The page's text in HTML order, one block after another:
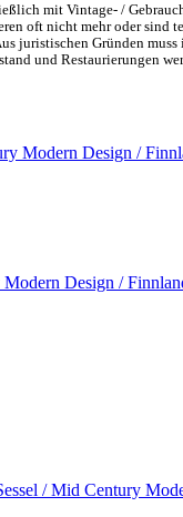
mit Vintage- /
oft nicht mehr oder
juristischen Gründen
und Restaurierungen
Design /